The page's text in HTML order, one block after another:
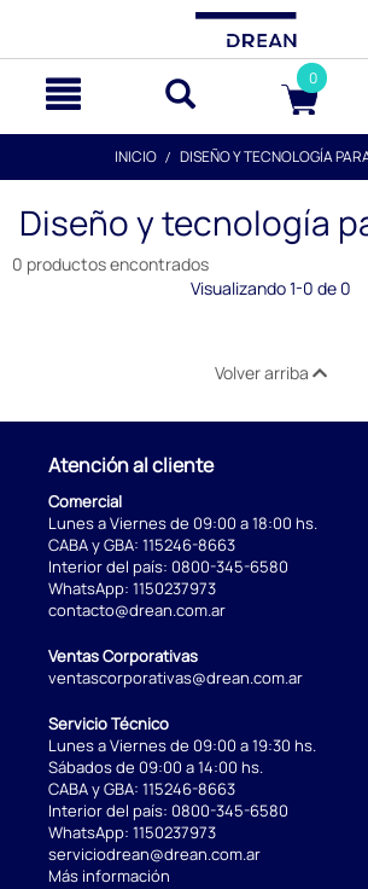
0
INICIO DISEÑO Y TECNOLOGÍA
Diseño y tecnología
0 productos encontrados
Visualizando 1-0 de 0
Volver arriba
Atención al cliente
Comercial
Lunes a Viernes de 09:00 a 18:00 hs.
CABA y GBA: 115246-8663
Interior del país: 0800-345-6580
WhatsApp: 1150237973
contacto@drean.com.ar
Ventas Corporativas
ventascorporativas@drean.com.ar
Servicio Técnico
Lunes a Viernes de 09:00 a 19:30 hs.
Sábados de 09:00 a 14:00 hs.
CABA y GBA: 115246-8663
Interior del país: 0800-345-6580
WhatsApp: 1150237973
serviciodrean@drean.com.ar
Más información